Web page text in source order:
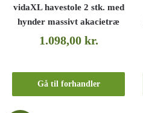
vidaXL havestole 2 stk. med
hynder massivt akacietræ
1.098,00 kr.
Gå til forhandler